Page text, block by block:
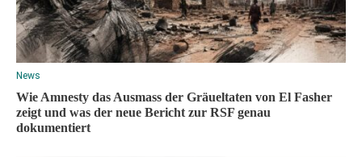
News
Wie Amnesty das Ausmass der Gräueltaten von El Fasher
zeigt und was der neue Bericht zur RSF genau
dokumentiert